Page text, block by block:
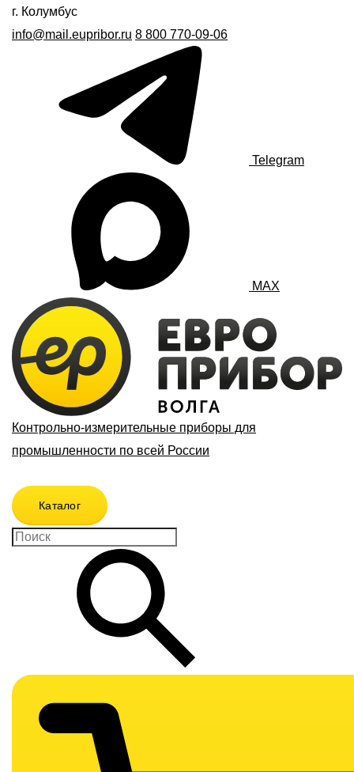
г. Колумбус
info@mail.eupribor.ru 8 800 770-09-06
Telegram
MAX
Контрольно-измерительные приборы для
промышленности по всей России
Каталог